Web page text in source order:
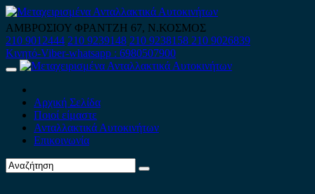
Skip
to
content
ΑΜΒΡΟΣΙΟΥ ΦΡΑΝΤΖΗ 67, Ν.ΚΟΣΜΟΣ
210 9012444 210 9239148 210 9238158 210 9026839
Κινητό-Viber-whatsapp : 6980507900
Primary
Αρχική Σελίδα
Ποιοί είμαστε
Ανταλλακτικά Αυτοκινήτων
Επικοινωνία